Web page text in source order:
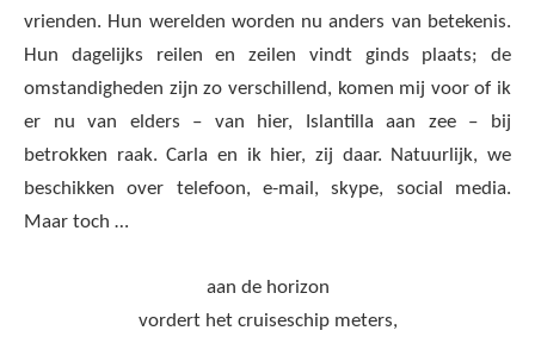
vrienden. Hun werelden worden nu anders van betekenis.
Hun dagelijks reilen en zeilen vindt ginds plaats; de
omstandigheden zijn zo verschillend, komen mij voor of ik
er nu van elders – van hier, Islantilla aan zee – bij
betrokken raak. Carla en ik hier, zij daar. Natuurlijk, we
beschikken over telefoon, e-mail, skype, social media.
Maar toch …
aan de horizon
vordert het cruiseschip meters,